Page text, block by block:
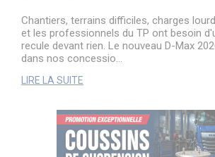
Chantiers, terrains difficiles, charges
et les professionnels du TP ont besoin
recule devant rien. Le nouveau D-Max
dans nos concessio...
LIRE LA SUITE